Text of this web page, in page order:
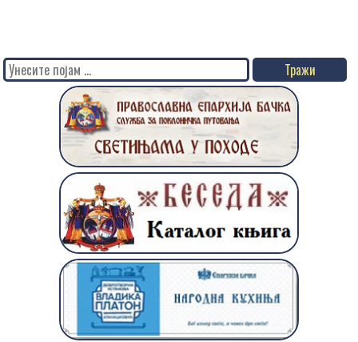
Search
for: